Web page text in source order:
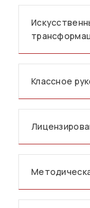
Классное